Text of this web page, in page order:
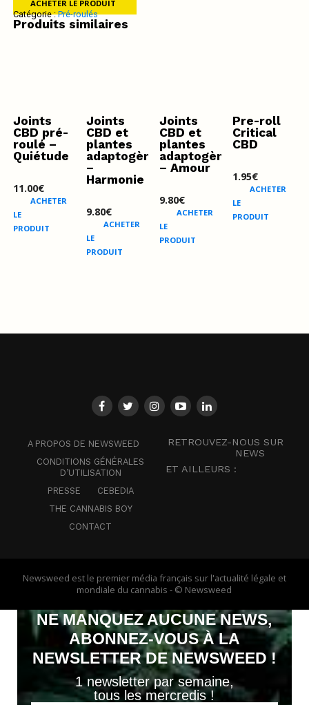
ACHETER LE PRODUIT
Catégorie :Pré-roulés
Produits similaires
Joints
CBD pré-
roulé –
Quiétude
11.00€
ACHETER
LE
PRODUIT
Joints
CBD et
plantes
adaptogènes
–
Harmonie
9.80€
ACHETER
LE
PRODUIT
Joints
CBD et
plantes
adaptogènes
– Amour
9.80€
ACHETER
LE
PRODUIT
Pre-roll
Critical
CBD
1.95€
ACHETER
LE
PRODUIT
A PROPOS DE NEWSWEED
CONDITIONS GÉNÉRALES
D’UTILISATION
PRESSE
CEBEDIA
THE CANNABIS BOY
CONTACT
RETROUVEZ-NOUS SUR
NEWS
ET AILLEURS :
Newsweed est le premier média français sur l'actualité légale et
mondiale du cannabis - © Newsweed
NE MANQUEZ AUCUNE NEWS,
ABONNEZ-VOUS À LA
NEWSLETTER DE NEWSWEED !
1 newsletter par semaine,
tous les mercredis !